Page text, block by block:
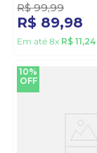
R$ 99,99
R$ 89,98
Em até 8x R$ 11,24
10%
OFF